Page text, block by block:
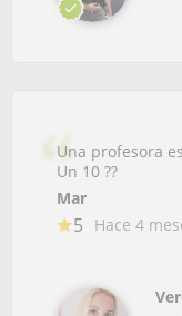
Una profesora
Un 10 ??
Mar
5 Hace 4